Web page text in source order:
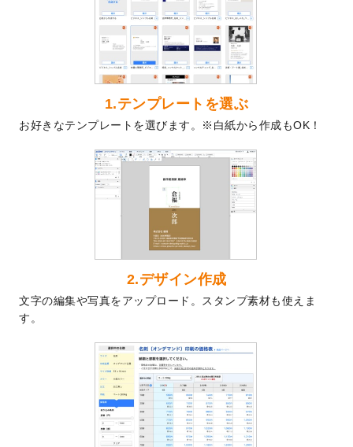
を公開いたしました。
喪中はがきのデザインテンプレート
いたしました。
2025年版1月始まりのカレンダーデザイン
テンプレート
を公開いたしました。
なりました！
プラスチックカードのデザインテンプレー
トを追加しました。
回数券のデザインテンプレート
した。
暑中見舞いのデザインテンプレート
しました。
メッセージカードのデザインテンプレート
を追加しました。
2024/6/14
エコノミータイプののぼりが作成できるよ
うになりました！
【新商品】のぼり
が作成できるようになり
ました！
DMのデザインテンプレートを追加しまし
1.テンプレートを選ぶ
お好きなテンプレートを選びます。※白紙から作成もOK！
2.デザイン作成
文字の編集や写真をアップロード。スタンプ素材も使えま
す。